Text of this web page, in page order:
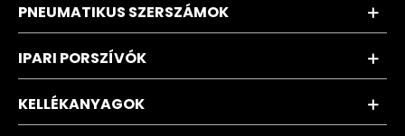
PNEUMATIKUS SZERSZÁMOK
IPARI PORSZÍVÓK
KELLÉKANYAGOK